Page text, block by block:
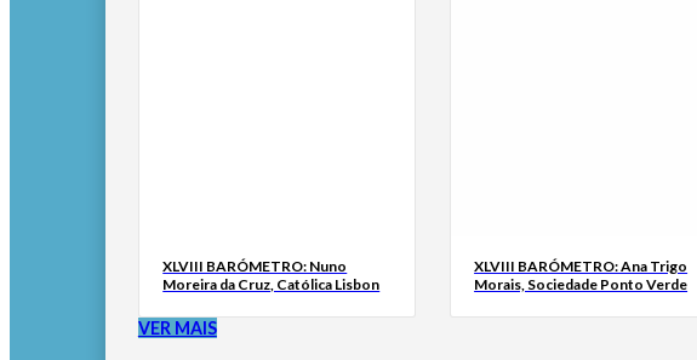
XLVIII BARÓMETRO: Nuno
Moreira da Cruz, Católica Lisbon
XLVIII BARÓMETRO: Ana Trigo
Morais, Sociedade Ponto Verde
VER MAIS